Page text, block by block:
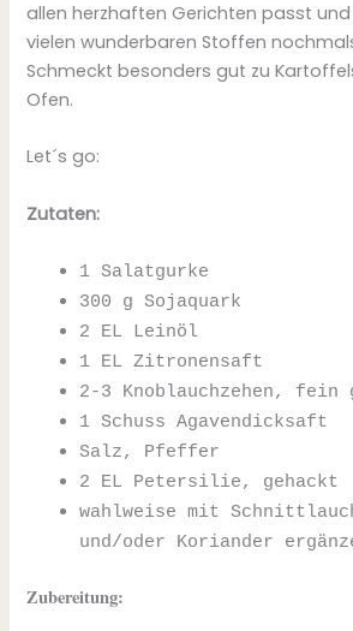
allen herzhaften Gerichten passt
vielen wunderbaren Stoffen
Schmeckt besonders gut zu
Ofen.
Let´s go:
Zutaten:
1 Salatgurke
300 g Sojaquark
2 EL Leinöl
1 EL Zitronensaft
2-3 Knoblauchzehen, fein
1 Schuss Agavendicksaft
Salz, Pfeffer
2 EL Petersilie, gehackt
wahlweise mit
und/oder Koriander
Zubereitung: